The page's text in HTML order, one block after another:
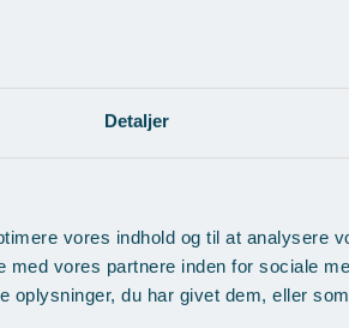
Detaljer
vores indhold og til at analysere
vores partnere inden for sociale
oplysninger, du har givet dem, eller
oven for overlæben og dermed løft af